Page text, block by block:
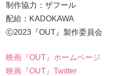
制作協力：ザフール
配給：KADOKAWA
Ⓒ2023『OUT』製作委員会
映画『OUT』ホームページ
映画『OUT』Twitter